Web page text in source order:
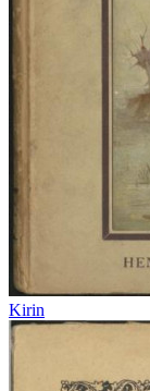
Kirin